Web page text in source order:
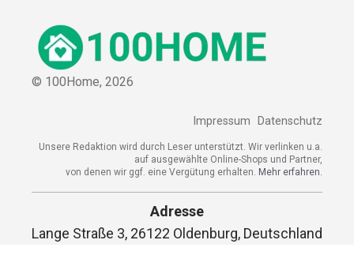
© 100Home, 2026
Impressum Datenschutz
Unsere Redaktion wird durch Leser unterstützt. Wir verlinken u.a.
auf ausgewählte Online-Shops und Partner,
von denen wir ggf. eine Vergütung erhalten. Mehr erfahren.
Adresse
Lange Straße 3, 26122 Oldenburg, Deutschland